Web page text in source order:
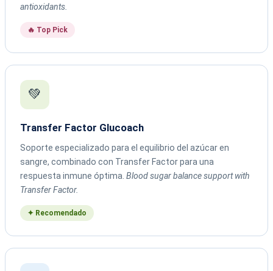
antioxidants.
🔥 Top Pick
💚
Transfer Factor Glucoach
Soporte especializado para el equilibrio del azúcar en
sangre, combinado con Transfer Factor para una
respuesta inmune óptima. Blood sugar balance support with
Transfer Factor.
✦ Recomendado